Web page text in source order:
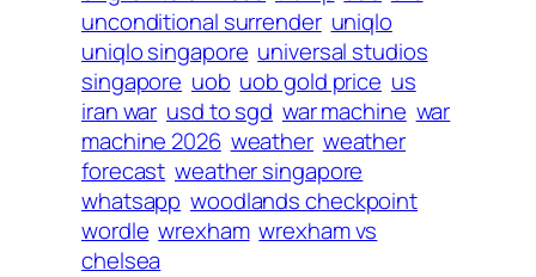
unconditional surrender uniqlo
uniqlo singapore universal studios
singapore uob uob gold price us
iran war usd to sgd war machine war
machine 2026 weather weather
forecast weather singapore
whatsapp woodlands checkpoint
wordle wrexham wrexham vs
chelsea